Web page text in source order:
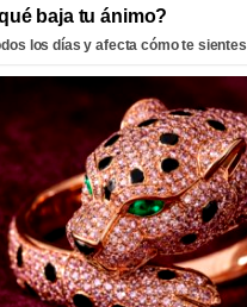
baja tu ánimo?
los días y afecta cómo te sientes